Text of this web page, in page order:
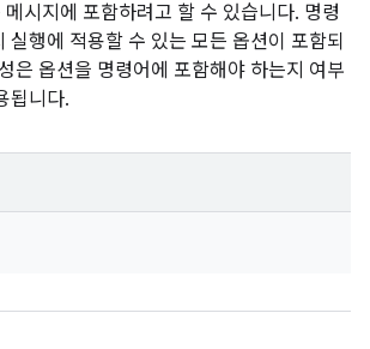
시지에 포함하려고 할 수 있습니다. 명령
실행에 적용할 수 있는 모든 옵션이 포함되
은 옵션을 명령어에 포함해야 하는지 여부
됩니다.